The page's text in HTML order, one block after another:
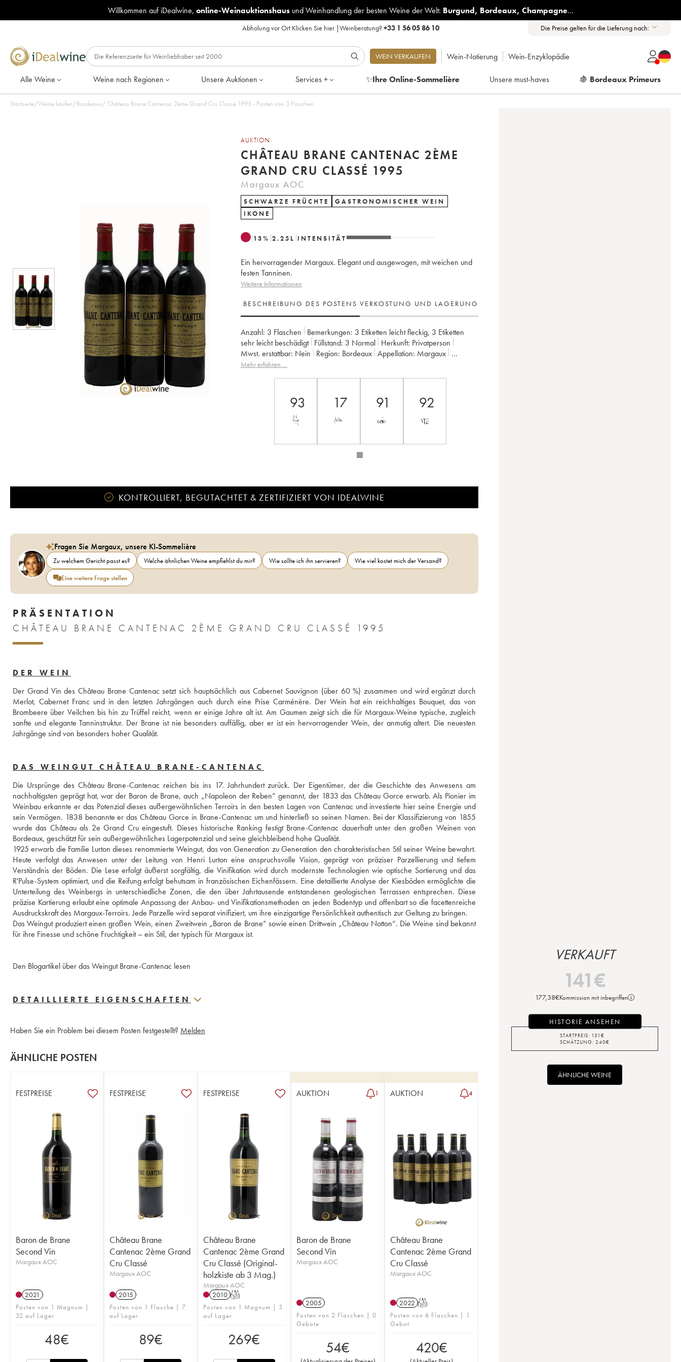
Willkommen auf iDealwine, online-Weinauktionshausund Weinhandlung der besten Weine der Welt: Burgund, Bordeaux, Champagne...
Abholung vor Ort Klicken Sie hier|Weinberatung?+33 1 56 05 86 10 Die Preise gelten für die Lieferung nach:
WEIN VERKAUFEN Wein-Notierung Wein-Enzyklopädie
Alle Weine Weine nach Regionen Unsere Auktionen Services + ✨Ihre Online-Sommelière Unsere must-haves 🍇 Bordeaux Primeurs
Startseite/Weine kaufen/Bordeaux/ Château Brane Cantenac 2ème Grand Cru Classé 1995 - Posten von 3 Flaschen
AUKTION
CHÂTEAU BRANE CANTENAC 2ÈME
GRAND CRU CLASSÉ 1995
Margaux AOC
SCHWARZE FRÜCHTE
GASTRONOMISCHER WEIN
IKONE
13% 2.25 L INTENSITÄT
Ein hervorragender Margaux. Elegant und ausgewogen, mit weichen und
festen Tanninen.
Weitere Informationen
BESCHREIBUNG DES POSTENS VERKOSTUNG UND LAGERUNG
Anzahl: 3 Flaschen Bemerkungen: 3 Etiketten leicht fleckig, 3 Etiketten
sehr leicht beschädigt Füllstand: 3 Normal Herkunft:
privatperson
Mwst. erstattbar:
nein Region: Bordeaux Appellation:
Margaux
Klassifizierung:
Mehr erfahren …
93 17 91 92
KONTROLLIERT, BEGUTACHTET & ZERTIFIZIERT VON IDEALWINE
Fragen Sie Margaux, unsere KI-Sommelière
Zu welchem Gericht passt es? Welche ähnlichen Weine empfiehlst du mir? Wie sollte ich ihn servieren?
Wie viel kostet mich der Versand?
Eine weitere Frage stellen
PRÄSENTATION
CHÂTEAU BRANE CANTENAC 2ÈME GRAND CRU CLASSÉ 1995
DER WEIN
Der Grand Vin des Château Brane Cantenac setzt sich hauptsächlich aus Cabernet Sauvignon (über 60 %) zusammen und wird ergänzt durch
Merlot, Cabernet Franc und in den letzten Jahrgängen auch durch eine Prise Carménère. Der Wein hat ein reichhaltiges Bouquet, das von
Brombeere über Veilchen bis hin zu Trüffel reicht, wenn er einige Jahre alt ist. Am Gaumen zeigt sich die für Margaux-Weine typische, zugleich
sanfte und elegante Tanninstruktur. Der Brane ist nie besonders auffällig, aber er ist ein hervorragender Wein, der anmutig altert. Die neuesten
Jahrgänge sind von besonders hoher Qualität.
DAS WEINGUT CHÂTEAU BRANE-CANTENAC
Die Ursprünge des Château Brane-Cantenac reichen bis ins 17. Jahrhundert zurück. Der Eigentümer, der die Geschichte des Anwesens am
nachhaltigsten geprägt hat, war der Baron de Brane, auch „Napoleon der Reben“ genannt, der 1833 das Château Gorce erwarb. Als Pionier im
Weinbau erkannte er das Potenzial dieses außergewöhnlichen Terroirs in den besten Lagen von Cantenac und investierte hier seine Energie und
sein Vermögen. 1838 benannte er das Château Gorce in Brane-Cantenac um und hinterließ so seinen Namen. Bei der Klassifizierung von 1855
wurde das Château als 2e Grand Cru eingestuft. Dieses historische Ranking festigt Brane-Cantenac dauerhaft unter den großen Weinen von
Bordeaux, geschätzt für sein außergewöhnliches Lagerpotenzial und seine gleichbleibend hohe Qualität.
1925 erwarb die Familie Lurton dieses renommierte Weingut, das von Generation zu Generation den charakteristischen Stil seiner Weine bewahrt.
Heute verfolgt das Anwesen unter der Leitung von Henri Lurton eine anspruchsvolle Vision, geprägt von präziser Parzellierung und tiefem
Verständnis der Böden. Die Lese erfolgt äußerst sorgfältig, die Vinifikation wird durch modernste Technologien wie optische Sortierung und das
R'Pulse-System optimiert, und die Reifung erfolgt behutsam in französischen Eichenfässern. Eine detaillierte Analyse der Kiesböden ermöglichte die
Unterteilung des Weinbergs in unterschiedliche Zonen, die den über Jahrtausende entstandenen geologischen Terrassen entsprechen. Diese
präzise Kartierung erlaubt eine optimale Anpassung der Anbau- und Vinifikationsmethoden an jeden Bodentyp und offenbart so die facettenreiche
Ausdruckskraft des Margaux-Terroirs. Jede Parzelle wird separat vinifiziert, um ihre einzigartige Persönlichkeit authentisch zur Geltung zu bringen.
Das Weingut produziert einen großen Wein, einen Zweitwein „Baron de Brane“ sowie einen Drittwein „Château Notton“. Die Weine sind bekannt
für ihre Finesse und schöne Fruchtigkeit – ein Stil, der typisch für Margaux ist.
Den Blogartikel über das Weingut Brane-Cantenac lesen
DETAILLIERTE EIGENSCHAFTEN
Haben Sie ein Problem bei diesem Posten festgestellt? Melden
ÄHNLICHE POSTEN
FESTPREISE
Baron de Brane
Second Vin
Margaux AOC
2021
Posten von 1 Magnum |
32 auf Lager
48€
FESTPREISE
Château Brane
Cantenac 2ème Grand
Cru Classé
Margaux AOC
2015
Posten von 1 Flasche | 7
auf Lager
89€
FESTPREISE
Château Brane
Cantenac 2ème Grand
Cru Classé (Original-
holzkiste ab 3 Mag.)
Margaux AOC
2010 T
Posten von 1 Magnum | 3
auf Lager
269€
AUKTION 1
Baron de Brane
Second Vin
Margaux AOC
2005
Posten von 2 Flaschen | 0
Gebote
54€
AUKTION 4
Château Brane
Cantenac 2ème Grand
Cru Classé
Margaux AOC
2022 T
Posten von 6 Flaschen | 1
Gebot
420€
VERKAUFT
141€
177,38€Kommission mit inbegriffen
HISTORIE ANSEHEN
STARTPREIS: 131 €
SCHÄTZUNG: 240€
ÄHNLICHE WEINE